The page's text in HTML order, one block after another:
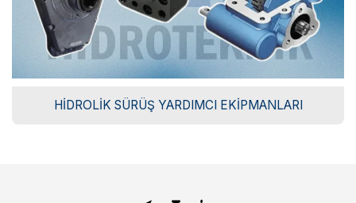
HIDROLIK SÜRÜŞ YARDIMCI EKIPMANLARI